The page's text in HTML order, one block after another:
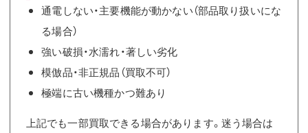
通電しない・主要機能が動かない（部品取り扱いにな
る場合）
強い破損・水濡れ・著しい劣化
模倣品・非正規品（買取不可）
極端に古い機種かつ難あり
上記でも一部買取できる場合があります。迷う場合は